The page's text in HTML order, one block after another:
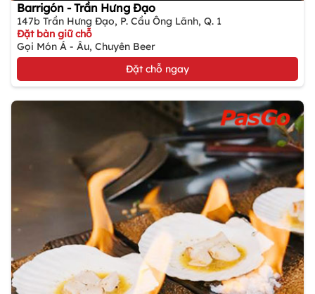
Barrigón - Trần Hưng Đạo
147b Trần Hưng Đạo, P. Cầu Ông Lãnh, Q. 1
Đặt bàn giữ chỗ
Gọi Món Á - Âu, Chuyên Beer
Đặt chỗ ngay